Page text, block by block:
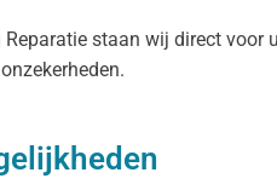
staan wij direct